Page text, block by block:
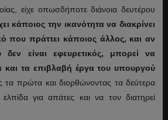
είχε οπωσδήποτε διάνοια δευτέρου
κάποιος την ικανότητα να διακρίνει
που πράττει κάποιος άλλος, και αν
είναι εφευρετικός, μπορεί να
και τα επιβλαβή έργα του υπουργού
τα πρώτα και διορθώνοντας τα δεύτερα
για απάτες και να τον διατηρεί